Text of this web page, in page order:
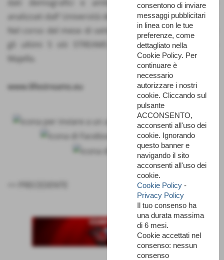
dati demografici e ambientali saranno raccolti e
analizzati dall’ Università degli Studi di Perugia.
Nel corso del mese di settembre verranno campionati
gli ultimi 5 siti STREAMS del Parco Nazionale della
Majella.
www.lifestreams.eu
SUCCESSIVO >>
consentono di inviare
messaggi pubblicitari
in linea con le tue
preferenze, come
dettagliato nella
Cookie Policy. Per
continuare è
necessario
autorizzare i nostri
cookie. Cliccando sul
pulsante
ACCONSENTO,
acconsenti all'uso dei
cookie. Ignorando
questo banner e
navigando il sito
acconsenti all'uso dei
cookie.
Cookie Policy -
Privacy Policy
Il tuo consenso ha
una durata massima
di 6 mesi.
Cookie accettati nel
consenso: nessun
consenso